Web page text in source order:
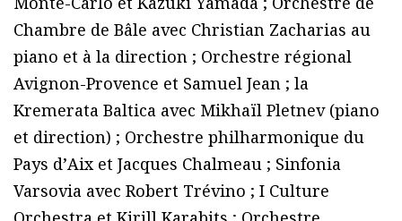
Chambre de Bâle avec Christian Zacharias au
piano et à la direction ; Orchestre régional
Avignon-Provence et Samuel Jean ; la
Kremerata Baltica avec Mikhaïl Pletnev (piano
et direction) ; Orchestre philharmonique du
Pays dʼAix et Jacques Chalmeau ; Sinfonia
Varsovia avec Robert Trévino ; I Culture